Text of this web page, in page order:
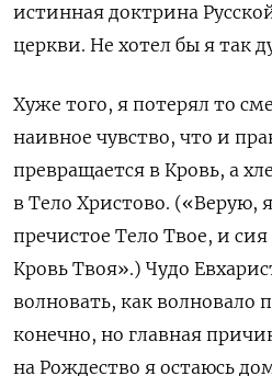
истинная доктрина
церкви. Не хотел бы я так
Хуже того, я потерял то
наивное чувство, что и
превращается в Кровь, а
в Тело Христово. («Верую,
пречистое Тело Твое, и сия
Кровь Твоя».) Чудо
волновать, как волновало
конечно, но главная
на Рождество я остаюсь